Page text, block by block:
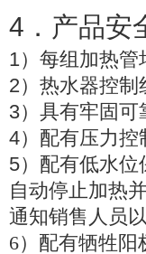
4 ．产品
1）每组加热管
2）热水器控制
3）具有牢固
4）配有压力
5）配有低水位
自动停止加热
通知销售人员
6）配有牺牲